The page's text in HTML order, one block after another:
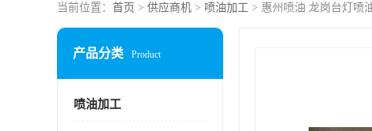
当前位置： 首页 > 供应商机 > 喷油加工 > 惠州喷油 龙岗台灯喷
产品分类 Product
喷油加工